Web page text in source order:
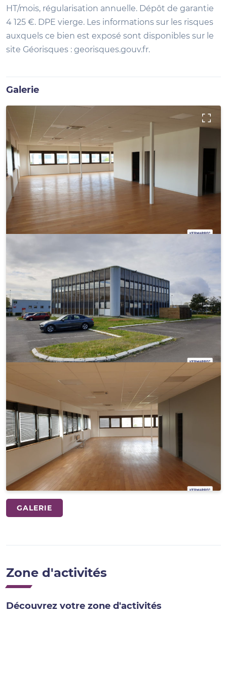
HT/mois, régularisation annuelle. Dépôt de garantie
4 125 €. DPE vierge. Les informations sur les risques
auxquels ce bien est exposé sont disponibles sur le
site Géorisques : georisques.gouv.fr.
Galerie
GALERIE
Zone d'activités
Découvrez votre zone d'activités